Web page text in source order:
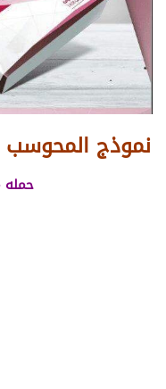
نموذج المحوسب 30 الكمي الإصدار الثالث